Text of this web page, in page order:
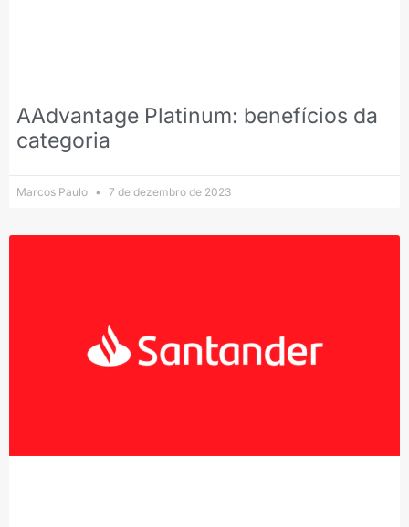
AAdvantage Platinum: benefícios da
categoria
Marcos Paulo 7 de dezembro de 2023